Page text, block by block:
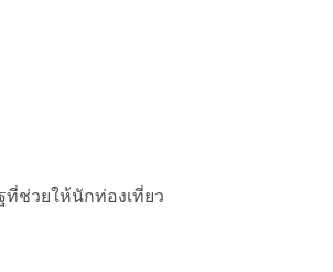
ช่วยให้นักท่องเที่ยว